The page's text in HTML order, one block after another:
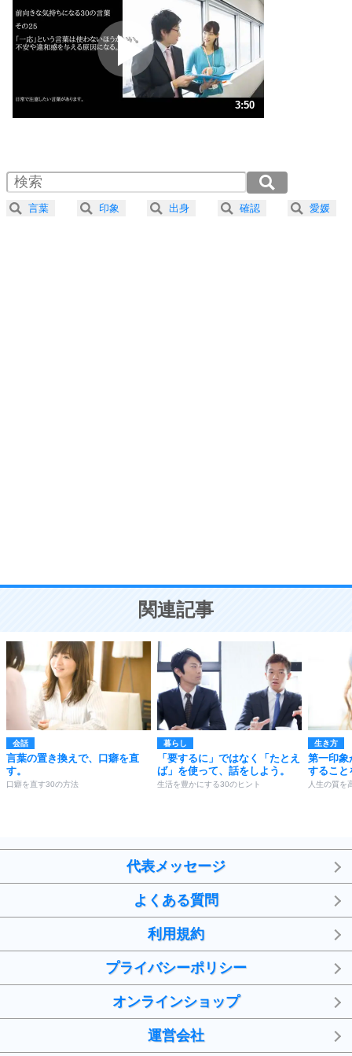
プラス思考
ポジティブになれない原因は、行動しないから。
ポジティブ思考になる30の方法
ストレス対策
人生、なんとかなるもの。
気楽に生きる30の方法
4 器の大きい人は、怒りを優しさで表現する。
プラス思考
ことが大切。
3:50
2.0倍速 （451KB 1分55秒）
2.5倍速 （361KB 1分32秒）
3.0倍速 （301KB 1分16秒）
言葉 印象 出身 確認 愛媛
関連記事
会話
言葉の置き換えで、口癖を直
す。
口癖を直す30の方法
暮らし
「要するに」ではなく「たとえ
ば」を使って、話をしよう。
生活を豊かにする30のヒント
生き方
第一印象
すること
人生の質を
代表メッセージ
よくある質問
利用規約
プライバシーポリシー
オンラインショップ
運営会社